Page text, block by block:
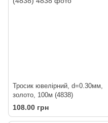
Тросик ювелірний, d=0.30мм,
золото, 100м (4838)
108.00 грн